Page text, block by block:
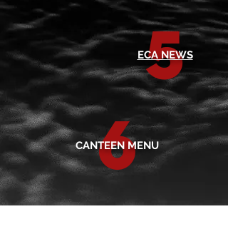
5
ECA NEWS
6
CANTEEN MENU